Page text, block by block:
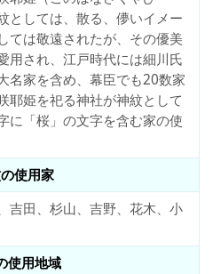
としては、散る、儚いイメー
ては敬遠されたが、その優美
用され、江戸時代には細川氏
名家を含め、幕臣でも20数家
耶姫を祀る神社が神紋として
に「桜」の文字を含む家の使
使用家
吉田、杉山、吉野、花木、小
使用地域